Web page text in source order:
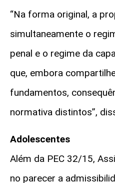
“Na forma original, a
simultaneamente o
penal e o regime da
que, embora
fundamentos,
normativa distintos”,
Adolescentes
Além da PEC 32/15,
no parecer a